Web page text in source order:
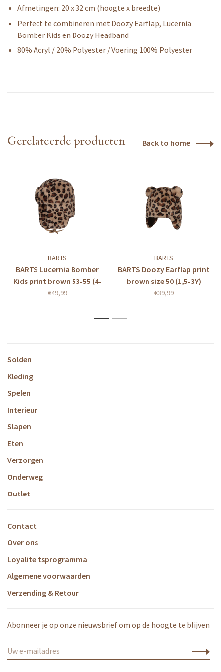
Afmetingen: 20 x 32 cm (hoogte x breedte)
Perfect te combineren met Doozy Earflap, Lucernia
Bomber Kids en Doozy Headband
80% Acryl / 20% Polyester / Voering 100% Polyester
Gerelateerde producten Back to home
BARTS
BARTS Lucernia Bomber
Kids print brown 53-55 (4-
8Y)
€49,99
BARTS
BARTS Doozy Earflap print
brown size 50 (1,5-3Y)
€39,99
1 2
Solden
Kleding
Spelen
Interieur
Slapen
Eten
Verzorgen
Onderweg
Outlet
Contact
Over ons
Loyaliteitsprogramma
Algemene voorwaarden
Verzending & Retour
Abonneer je op onze nieuwsbrief om op de hoogte te blijven